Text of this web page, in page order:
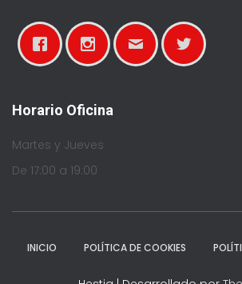
Horario Oficina
Martes y Jueves
De 17:00 a 19:00
INICIO POLÍTICA DE COOKIES